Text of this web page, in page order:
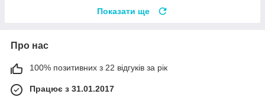
Показати ще
Про нас
100% позитивних з 22 відгуків за рік
Працює з 31.01.2017